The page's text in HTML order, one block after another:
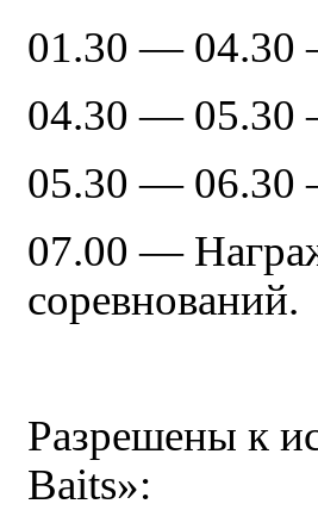
01.30 — 04.30
04.30 — 05.30
05.30 — 06.30
07.00 —
соревнований.
Разрешены к
Baits»: